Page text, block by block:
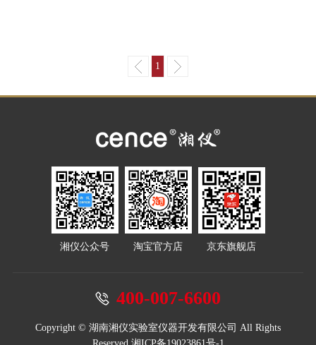
1
湘仪公众号 淘宝官方店 京东旗舰店
400-007-6600
Copyright © 湖南湘仪实验室仪器开发有限公司 All Rights